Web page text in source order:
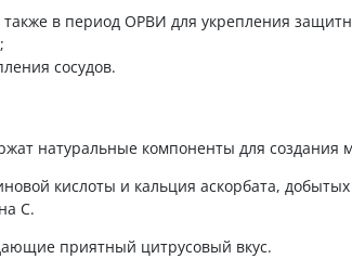
в период ОРВИ для укрепления
сосудов.
натуральные компоненты для создания
кислоты и кальция аскорбата,
С.
приятный цитрусовый вкус.